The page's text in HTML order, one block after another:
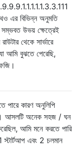
এর বিভিন্ন অনুমতি
সম্ভবত উভয় ক্ষেত্রেই
থেকে সার্ভারে
আমি বুঝতে পেরেছি,
পারে কারণ অনুলিপি
আসলটি অনেক সহজ / ঘন
আমি মনে করতে পারি
এবং 2 চলমান